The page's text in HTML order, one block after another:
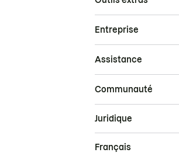
Entreprise
Assistance
Communauté
Juridique
Français